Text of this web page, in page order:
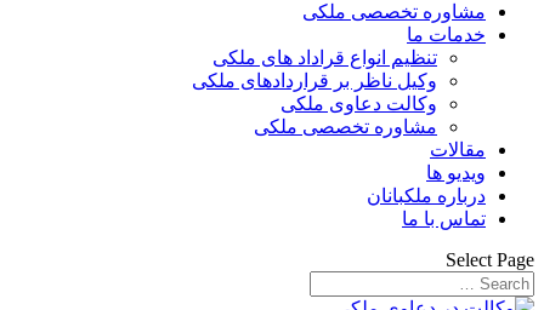
مشاوره تخصصی ملکی
خدمات ما
تنظیم انواع قراداد های ملکی
وکیل ناظر بر قراردادهای ملکی
وکالت دعاوی ملکی
مشاوره تخصصی ملکی
مقالات
ویدیو ها
درباره ملکبانان
تماس با ما
Select Page